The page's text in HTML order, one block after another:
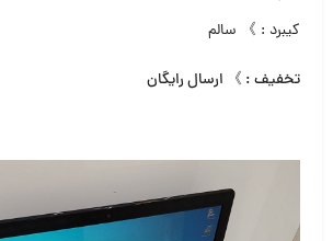
کیبرد : 》 سالم
تخفیف : 》 ارسال رایگان